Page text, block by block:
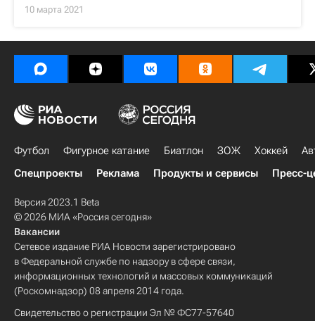
10 марта 2021
Футбол Фигурное катание Биатлон ЗОЖ Хоккей
Спецпроекты
Реклама Продукты и сервисы Пресс-
Версия 2023.1 Beta
© 2026 МИА «Россия сегодня»
Вакансии
Сетевое издание РИА Новости зарегистрировано
в Федеральной службе по надзору в сфере связи,
информационных технологий и массовых коммуникаций
(Роскомнадзор) 08 апреля 2014 года.
Свидетельство о регистрации Эл № ФС77-57640